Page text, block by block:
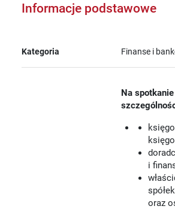
Informacje podstawowe
Kategoria Finanse i
Na
i
oraz